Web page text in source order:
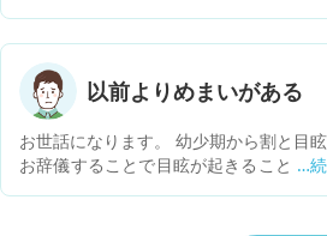
みというより，血の気が引くような変
歩行も10分程度がやっとで､歩行してる
滞っている感じがします｡そのせいなの
の静脈怒張も酷くて痛みも出てきます｡ 何か椎間
板症やヘルニア以外に考えられる疾患
すか？ リリカ，ディロキシチン､タリ
用してますが効果が感じられません。
以前よりめまいがある
お世話になります。 幼少期から割と目眩
お辞儀することで目眩が起きることが